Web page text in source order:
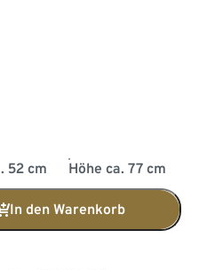
52 cm
Höhe ca. 77 cm
In den Warenkorb